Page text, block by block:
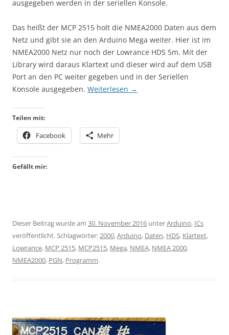
ausgegeben werden in der seriellen Konsole.
Das heißt der MCP 2515 holt die NMEA2000 Daten aus dem
Netz und gibt sie an den Arduino Mega weiter. Hier ist im
NMEA2000 Netz nur noch der Lowrance HDS 5m. Mit der
Library wird daraus Klartext und dieser wird auf dem USB
Port an den PC weiter gegeben und in der Seriellen
Konsole ausgegeben. Weiterlesen →
Teilen mit:
Facebook Mehr
Gefällt mir:
Dieser Beitrag wurde am 30. November 2016 unterArduino, ICs
veröffentlicht. Schlagwörter:2000,Arduino, Daten, HDS, Klartext,
Lowrance, MCP 2515, MCP2515, Mega, NMEA, NMEA 2000,
NMEA2000, PGN, Programm.